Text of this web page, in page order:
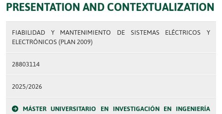
PRESENTATION AND CONTEXTUALIZATION
FIABILIDAD Y MANTENIMIENTO DE SISTEMAS ELÉCTRICOS Y
ELECTRÓNICOS (PLAN 2009)
28803114
2025/2026
MÁSTER UNIVERSITARIO EN INVESTIGACIÓN EN INGENIERÍA